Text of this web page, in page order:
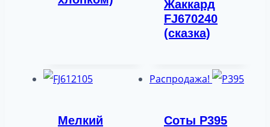
Жаккард
FJ670240
(сказка)
Мелкий
Распродажа!
Соты Р395